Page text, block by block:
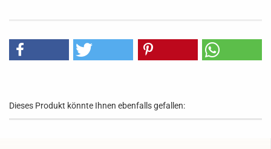
Dieses Produkt könnte Ihnen ebenfalls gefallen: